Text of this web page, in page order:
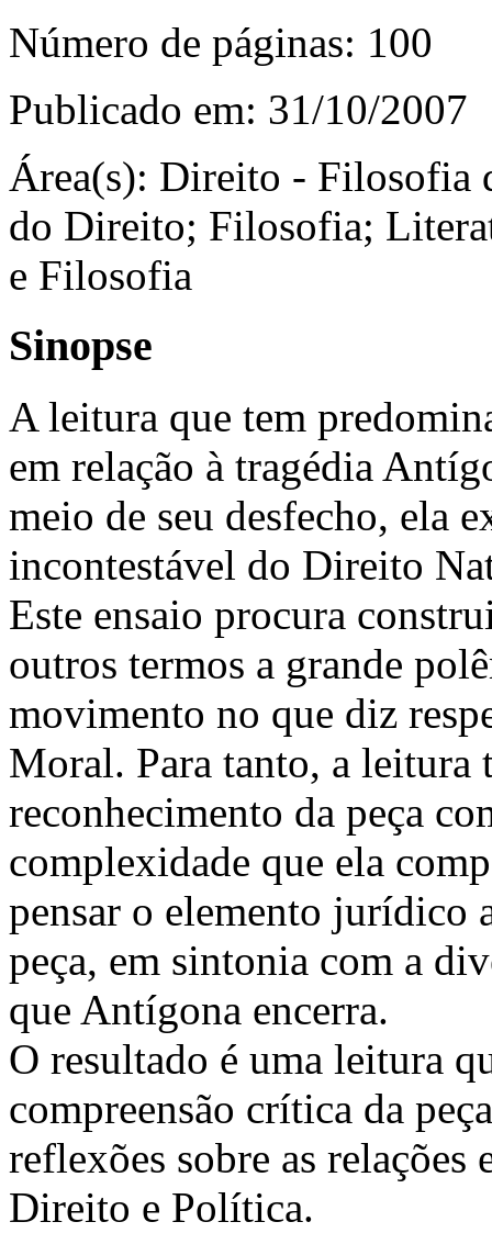
Número de páginas: 100
Publicado em: 31/10/2007
Área(s): Direito - Filosofia
do Direito; Filosofia;
e Filosofia
Sinopse
A leitura que tem
em relação à tragédia
meio de seu desfecho, ela
incontestável do Direito
Este ensaio procura
outros termos a grande
movimento no que diz
Moral. Para tanto, a leitura
reconhecimento da peça
complexidade que ela
pensar o elemento jurídico
peça, em sintonia com a
que Antígona encerra.
O resultado é uma leitura
compreensão crítica da
reflexões sobre as
Direito e Política.